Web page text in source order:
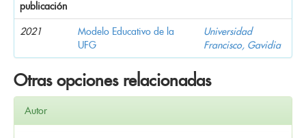
publicación
2021
Modelo Educativo de la
UFG
Universidad
Francisco, Gavidia
Otras opciones relacionadas
Autor